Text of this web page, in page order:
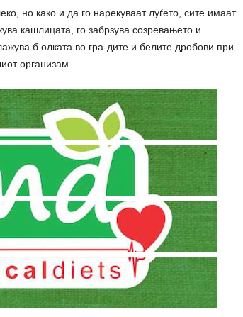
но како и да го нарекуваат луѓето, сите имаат
кашлицата, го забрзува созревањето и
б олката во гра-дите и белите дробови при
организам.